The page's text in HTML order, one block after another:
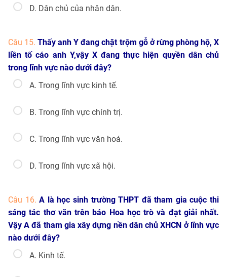
D. Dân chủ của nhân dân.
Câu 15.Thấy anh Y đang chặt trộm gỗ ở rừng phòng hộ, X
liền tố cáo anh Y,vậy X đang thực hiện quyền dân chủ
trong lĩnh vực nào dưới đây?
A. Trong lĩnh vực kinh tế.
B. Trong lĩnh vực chính trị.
C. Trong lĩnh vực văn hoá.
D. Trong lĩnh vực xã hội.
Câu 16.A là học sinh trường THPT đã tham gia cuộc thi
sáng tác thơ văn trên báo Hoa học trò và đạt giải nhất.
Vậy A đã tham gia xây dựng nền dân chủ XHCN ở lĩnh vực
nào dưới đây?
A. Kinh tế.